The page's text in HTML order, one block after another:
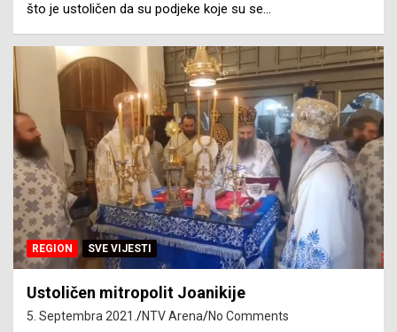
što je ustoličen da su podjeke koje su se…
REGION SVE VIJESTI
Ustoličen mitropolit Joanikije
5. Septembra 2021. NTV Arena No Comments